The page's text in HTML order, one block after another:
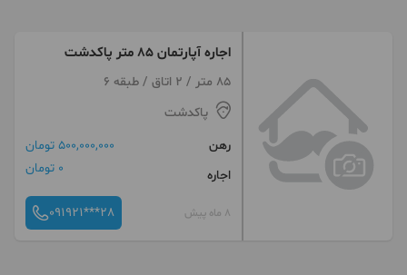
اجاره آپارتمان 85 متر پاکدشت
85 متر / 2 اتاق / طبقه 6
پاکدشت
رهن
500,000,000 تومان
اجاره
0 تومان
8 ماه پیش 091921***28